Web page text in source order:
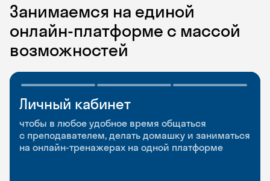
Занимаемся на единой
онлайн-платформе с массой
возможностей
Личный кабинет
чтобы в любое удобное время общаться
с преподавателем, делать домашку и заниматься
на онлайн-тренажерах на одной платформе
Мобильное
приложение
чтобы заниматься и изучать новые слова где
и когда удобно
Разговорные клубы
и Talks
Групповые занятия для разговорной практики
и индивидуальные встречи с преподавателями